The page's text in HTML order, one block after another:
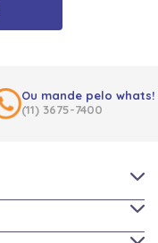
Ou mande pelo whats!
(11) 3675-7400